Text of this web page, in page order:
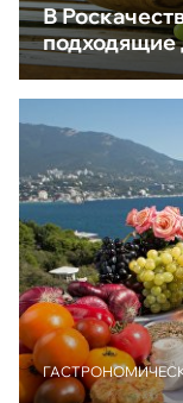
В
подходящие